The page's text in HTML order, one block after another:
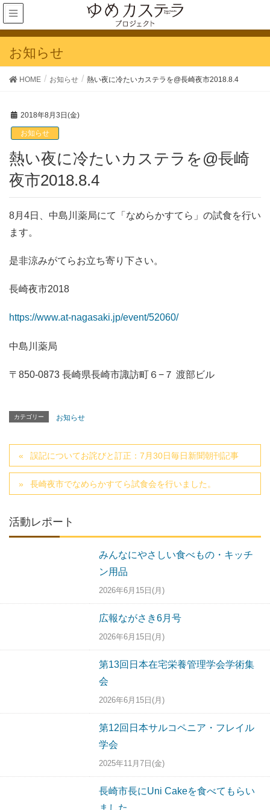
お知らせ
HOME お知らせ 熱い夜に冷たいカステラを@長崎夜市2018.8.4
2018年8月3日(金)
お知らせ
熱い夜に冷たいカステラを@長崎
夜市2018.8.4
8月4日、中島川薬局にて「なめらかすてら」の試食を行い
ます。
是非涼みがてらお立ち寄り下さい。
長崎夜市2018
https://www.at-nagasaki.jp/event/52060/
中島川薬局
〒850-0873 長崎県長崎市諏訪町６−７ 渡部ビル
カテゴリー お知らせ
誤記についてお詫びと訂正：7月30日毎日新聞朝刊記事
長崎夜市でなめらかすてら試食会を行いました。
活動レポート
みんなにやさしい食べもの・キッチ
ン用品
2026年6月15日(月)
広報ながさき6月号
2026年6月15日(月)
第13回日本在宅栄養管理学会学術集
会
2026年6月15日(月)
第12回日本サルコペニア・フレイル
学会
2025年11月7日(金)
長崎市長にUni Cakeを食べてもらい
ました